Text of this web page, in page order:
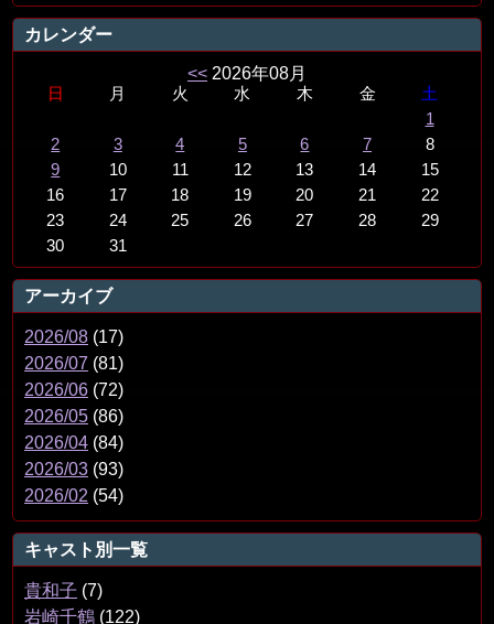
カレンダー
<< 2026年08月
日 月 火 水 木 金
土
1
2
3 4 5 6 7
8
9
10 11 12 13 14
15
16
17 18 19 20 21
22
23
24 25 26 27 28
29
30
31
アーカイブ
2026/08 (17)
2026/07 (81)
2026/06 (72)
2026/05 (86)
2026/04 (84)
2026/03 (93)
2026/02 (54)
キャスト別一覧
貴和子 (7)
岩崎千鶴 (122)